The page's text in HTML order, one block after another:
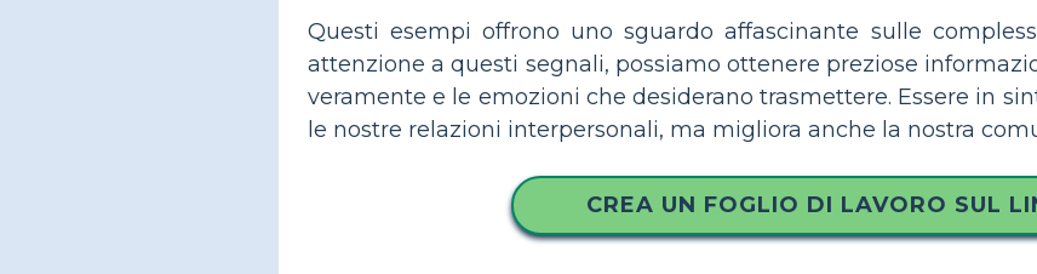
Questi esempi offrono uno sguardo affascinante sulle
attenzione a questi segnali, possiamo ottenere preziose
veramente e le emozioni che desiderano trasmettere. Essere in
le nostre relazioni interpersonali, ma migliora anche la nostra
CREA UN FOGLIO DI LAVORO SUL